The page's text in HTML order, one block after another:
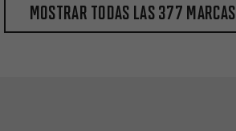
Mostrar todas las 377 marcas